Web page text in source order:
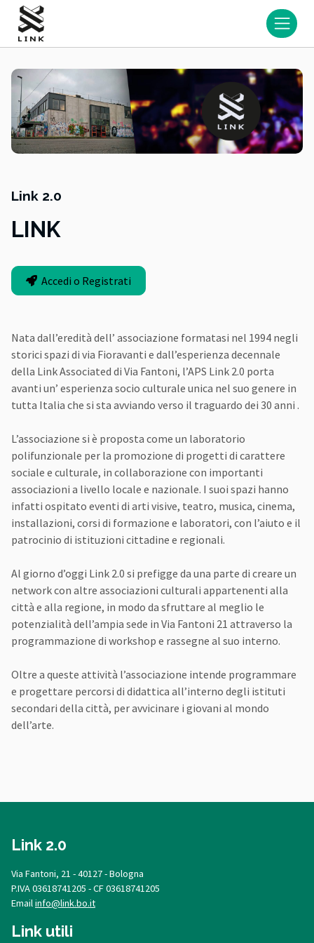
Link 2.0
LINK
Accedi o Registrati
Nata dall’eredità dell’ associazione formatasi nel 1994 negli
storici spazi di via Fioravanti e dall’esperienza decennale
della Link Associated di Via Fantoni, l’APS Link 2.0 porta
avanti un’ esperienza socio culturale unica nel suo genere in
tutta Italia che si sta avviando verso il traguardo dei 30 anni .
L’associazione si è proposta come un laboratorio
polifunzionale per la promozione di progetti di carattere
sociale e culturale, in collaborazione con importanti
associazioni a livello locale e nazionale. I suoi spazi hanno
infatti ospitato eventi di arti visive, teatro, musica, cinema,
installazioni, corsi di formazione e laboratori, con l’aiuto e il
patrocinio di istituzioni cittadine e regionali.
Al giorno d’oggi Link 2.0 si prefigge da una parte di creare un
network con altre associazioni culturali appartenenti alla
città e alla regione, in modo da sfruttare al meglio le
potenzialità dell’ampia sede in Via Fantoni 21 attraverso la
programmazione di workshop e rassegne al suo interno.
Oltre a queste attività l’associazione intende programmare
e progettare percorsi di didattica all’interno degli istituti
secondari della città, per avvicinare i giovani al mondo
dell’arte.
Link 2.0
Via Fantoni, 21 - 40127 - Bologna
P.IVA 03618741205 - CF 03618741205
Emailinfo@link.bo.it
Link utili